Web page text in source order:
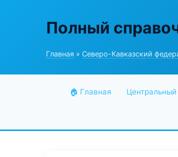
Полный
Главная » Северо-Кавказский
🏠 Главная